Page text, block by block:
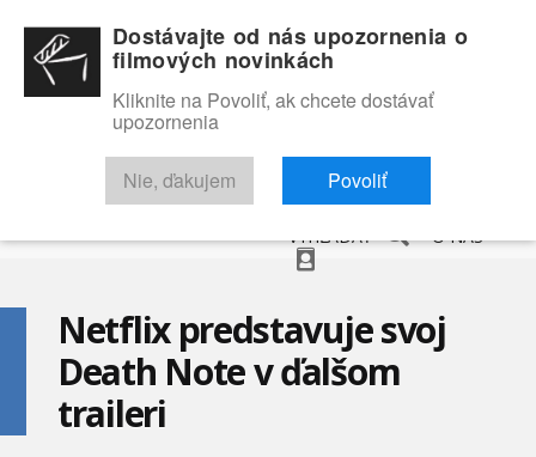
RECENZIE TRAILERY FILMOVÁ DATABÁZA
VYHĽADAŤ O NÁS
Netflix predstavuje svoj
Death Note v ďalšom
traileri
Dostávajte od nás upozornenia o
filmových novinkách
Kliknite na Povoliť, ak chcete dostávať
upozornenia
Nie, ďakujem Povoliť